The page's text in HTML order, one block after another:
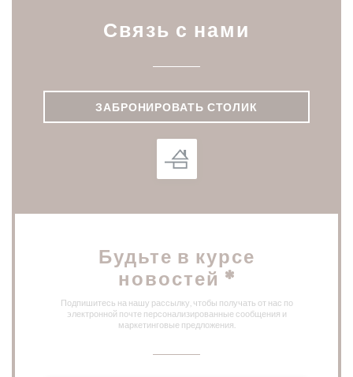
Связь с нами
ЗАБРОНИРОВАТЬ СТОЛИК
Будьте в курсе
новостей *
Подпишитесь на нашу рассылку, чтобы получать от нас по
электронной почте персонализированные сообщения и
маркетинговые предложения.